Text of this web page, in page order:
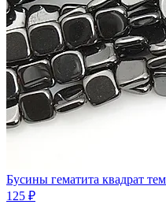
Бусины гематита квадрат
125 ₽